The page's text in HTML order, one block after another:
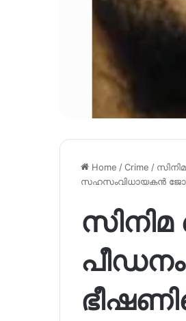
Home /Crime /
സഹസംവിധായകൻ
സിനിമ